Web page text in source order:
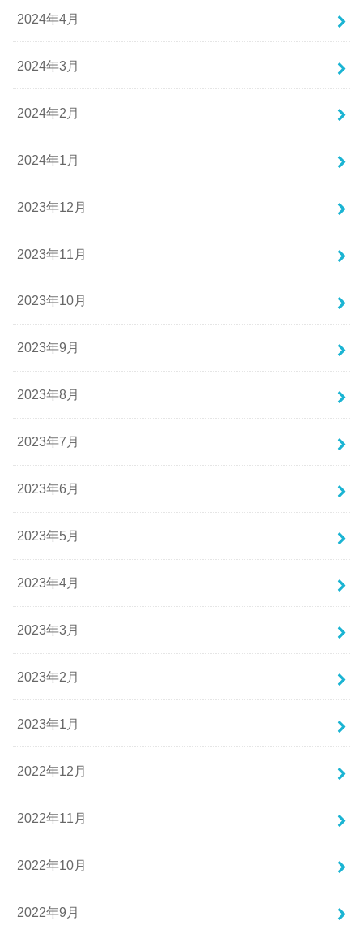
2024年4月
2024年3月
2024年2月
2024年1月
2023年12月
2023年11月
2023年10月
2023年9月
2023年8月
2023年7月
2023年6月
2023年5月
2023年4月
2023年3月
2023年2月
2023年1月
2022年12月
2022年11月
2022年10月
2022年9月